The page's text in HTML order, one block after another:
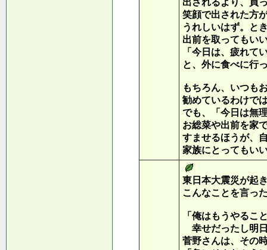
出されるより、買
笑顔で出された方
うれしいはず。と
出前を取ってもい
「今日は、疲れて
と、外に食べに行
もちろん、いつも
勧めているわけで
でも、「今日は無
お総菜や出前を家
すませるほうが、
家族にとってもい
東日本大震災が起
こんなことを言っ
「俺はもうやるこ
幸せだったし明
菅野さんは、その